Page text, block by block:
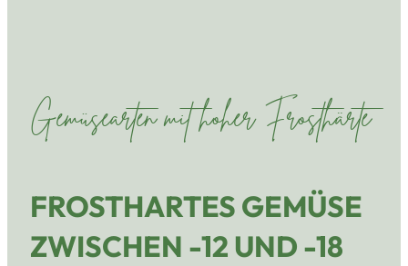
Gemüsearten mit hoher Frosthärte
FROSTHARTES GEMÜSE
ZWISCHEN -12 UND -18